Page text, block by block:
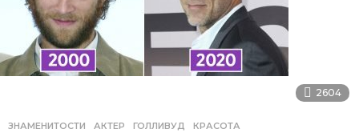
2604
ЗНАМЕНИТОСТИ АКТЕР ,ГОЛЛИВУД ,КРАСОТА